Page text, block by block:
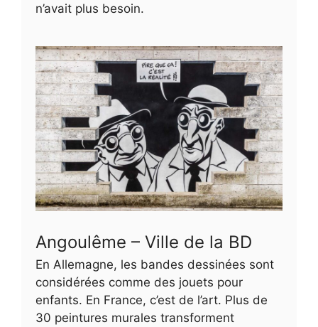
n’avait plus besoin.
Angoulême – Ville de la BD
En Allemagne, les bandes dessinées sont
considérées comme des jouets pour
enfants. En France, c’est de l’art. Plus de
30 peintures murales transforment